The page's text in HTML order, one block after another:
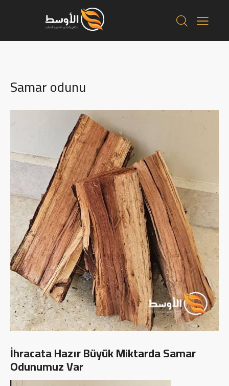
Samar odunu
İhracata Hazır Büyük Miktarda Samar
Odunumuz Var